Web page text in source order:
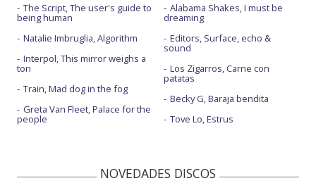
The Script, The user's guide to
being human
Natalie Imbruglia, Algorithm
Interpol, This mirror weighs a
ton
Train, Mad dog in the fog
Greta Van Fleet, Palace for the
people
Alabama Shakes, I must be
dreaming
Editors, Surface, echo &
sound
Los Zigarros, Carne con
patatas
Becky G, Baraja bendita
Tove Lo, Estrus
NOVEDADES DISCOS